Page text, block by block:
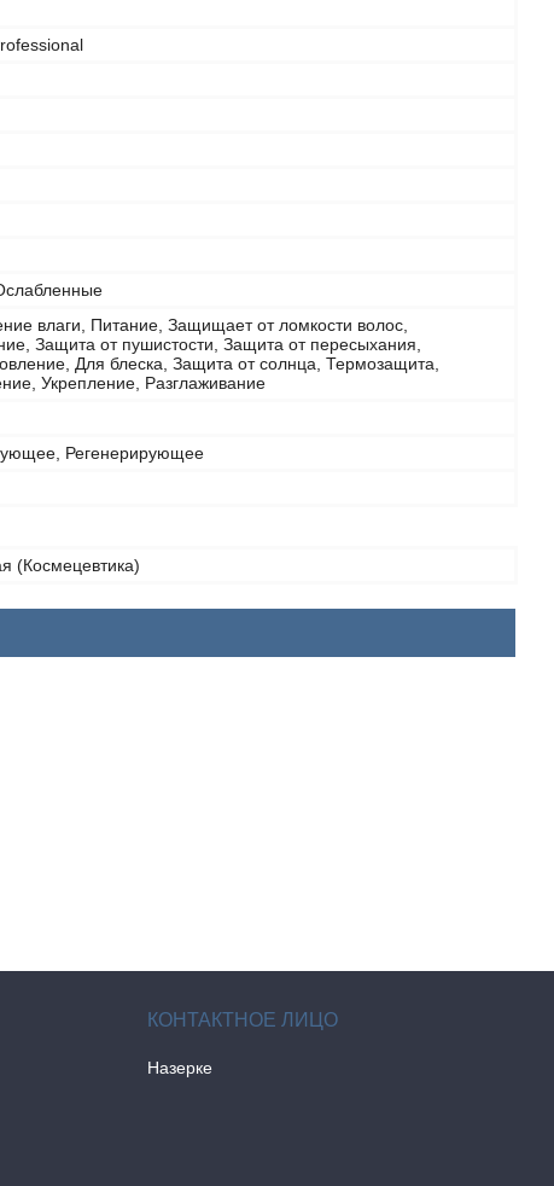
влаги, Питание, Защищает от ломкости волос,
Защита от пушистости, Защита от пересыхания,
Для блеска, Защита от солнца, Термозащита,
Укрепление, Разглаживание
Регенерирующее
(Космецевтика)
Назерке